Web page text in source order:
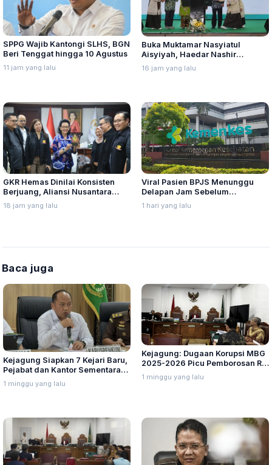
SPPG Wajib Kantongi SLHS, BGN
Beri Tenggat hingga 10 Agustus
11 jam yang lalu
Buka Muktamar Nasyiatul
Aisyiyah, Haedar Nashir
Ingatkan Berorganisasi Untuk
Perjuangkan Nilai, Bukan
16 jam yang lalu
GKR Hemas Dinilai Konsisten
Berjuang, Aliansi Nusantara
Berikan Penghargaan Sebagai
Perempuan Pejuang Otonomi
18 jam yang lalu
Viral Pasien BPJS Menunggu
Delapan Jam Sebelum
Meninggal, Ini Penjelasan
Kemenkes
1 hari yang lalu
Baca juga
Kejagung Siapkan 7 Kejari Baru,
Pejabat dan Kantor Sementara
Segera Ditunjuk
1 minggu yang lalu
Kejagung: Dugaan Korupsi MBG
2025-2026 Picu Pemborosan Rp
10,5 Triliun per Tahun
1 minggu yang lalu